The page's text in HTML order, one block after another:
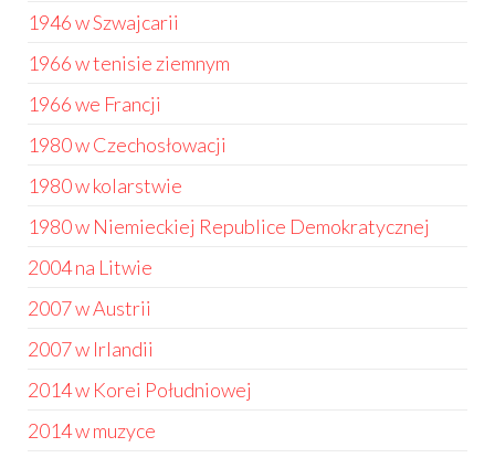
1946 w Szwajcarii
1966 w tenisie ziemnym
1966 we Francji
1980 w Czechosłowacji
1980 w kolarstwie
1980 w Niemieckiej Republice Demokratycznej
2004 na Litwie
2007 w Austrii
2007 w Irlandii
2014 w Korei Południowej
2014 w muzyce